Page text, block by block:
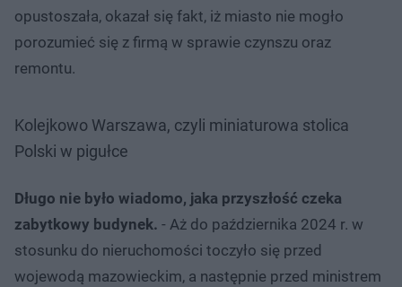
opustoszała, okazał się fakt, iż miasto nie mogło
porozumieć się z firmą w sprawie czynszu oraz
remontu.
Kolejkowo Warszawa, czyli miniaturowa stolica
Polski w pigułce
Długo nie było wiadomo, jaka przyszłość czeka
zabytkowy budynek. - Aż do października 2024 r. w
stosunku do nieruchomości toczyło się przed
wojewodą mazowieckim, a następnie przed ministrem